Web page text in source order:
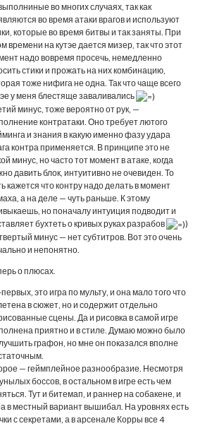
во многих случаях, так как
во время атаки врагов и используют
которые во время битвы и так заняты. При
времени на кутэе дается мизер, так что этот
надо вовремя просечь, немедленно
стики и прожать на них комбинацию,
тоже нифига не одна. Так что чаще всего
у меня блестяще заваливались
минус, тоже вероятно от рук, —
контратаки. Оно требует лютого
и знания в какую именно фазу удара
контра применяется. В принципе это не
минус, но часто тот момент в атаке, когда
давить блок, интуитивно не очевиден. То
кажется что контру надо делать в момент
а на деле — чуть раньше. К этому
но поначалу интуиция подводит и
бухтеть о кривых руках разрабов
)
минус — нет субтитров. Вот это очень
и непонятно.
о плюсах.
это игра по мульту, и она мало того что
в сюжет, но и содержит отдельно
сцены. Да и рисовка в самой игре
приятно и в стиле. Думаю можно было
графон, но мне он показался вполне
— геймплейное разнообразие. Несмотря
боссов, в остальном в игре есть чем
Тут и битемап, и раннер на собакене, и
в местный вариант вышибал. На уровнях есть
с секретами, а в арсенале Корры все 4